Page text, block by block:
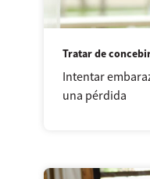
Tratar de
Intentar
una pérdida